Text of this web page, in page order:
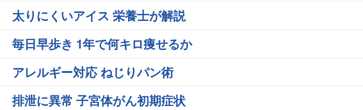
太りにくいアイス 栄養士が解説
毎日早歩き 1年で何キロ痩せるか
アレルギー対応 ねじりパン術
排泄に異常 子宮体がん初期症状